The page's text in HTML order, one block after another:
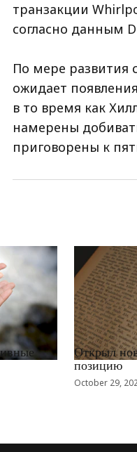
транзакции
согласно данным
По мере развития
ожидает
в то время как
намерены
приговорены к
RRCNEWS_RU
Открыл
позицию
October 29,